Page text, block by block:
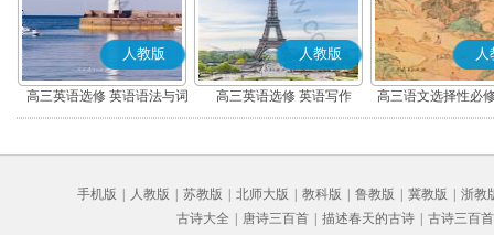
人教版
高三英语选修 英语语法与词
汇
人教版
高三英语选修 英语写作
人
高三语文选择性必
编版)
手机版 人教版 苏教版 北师大版 教科版 鲁教版 冀教版
浙教
古诗大全
唐诗三百首 描述春天的古诗 古诗三百首